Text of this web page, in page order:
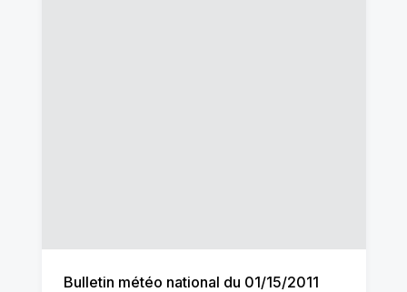
Bulletin météo national du 01/15/2011